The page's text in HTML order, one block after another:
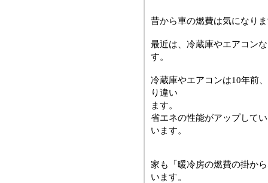
昔から車の燃費は気になり
最近は、冷蔵庫やエアコン
す。
冷蔵庫やエアコンは10年前
り違い
ます。
省エネの性能がアップして
います。
家も「暖冷房の燃費の掛か
います。